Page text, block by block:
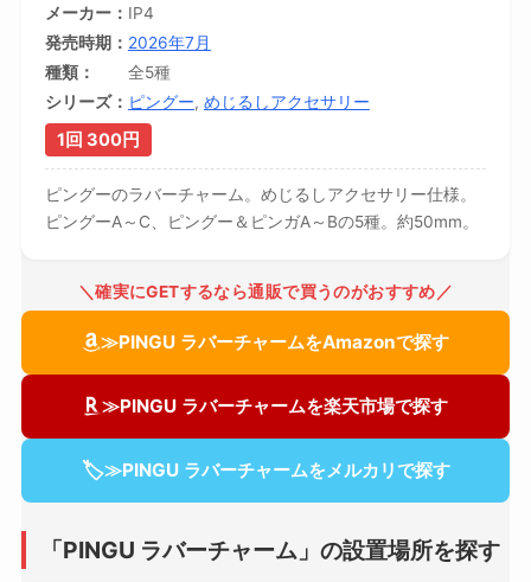
メーカー
IP4
発売時期
2026年7月
種類
全5種
シリーズ
ピングー, めじるしアクセサリー
1回 300円
ピングーのラバーチャーム。めじるしアクセサリー仕様。
ピングーA～C、ピングー＆ピンガA～Bの5種。約50mm。
＼確実にGETするなら通販で買うのがおすすめ／
≫PINGU ラバーチャームをAmazonで探す
≫PINGU ラバーチャームを楽天市場で探す
🏷≫PINGU ラバーチャームをメルカリで探す
「PINGU ラバーチャーム」の設置場所を探す